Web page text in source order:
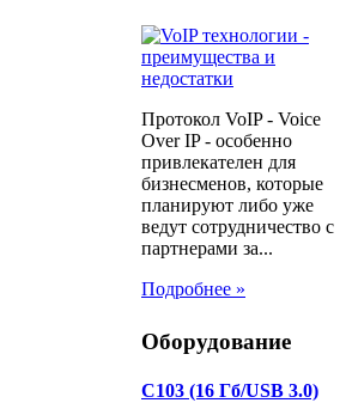
Протокол VoIP - Voice
Over IP - особенно
привлекателен для
бизнесменов, которые
планируют либо уже
ведут сотрудничество с
партнерами за...
Подробнее »
Оборудование
C103 (16 Гб/USB 3.0)